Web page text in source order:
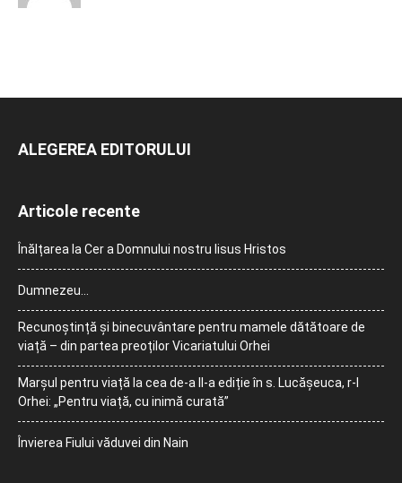
ALEGEREA EDITORULUI
Articole recente
Înălțarea la Cer a Domnului nostru Iisus Hristos
Dumnezeu…
Recunoștință și binecuvântare pentru mamele dătătoare de
viață – din partea preoților Vicariatului Orhei
Marșul pentru viață la cea de-a II-a ediție în s. Lucășeuca, r-l
Orhei: „Pentru viață, cu inimă curată”
Învierea Fiului văduvei din Nain